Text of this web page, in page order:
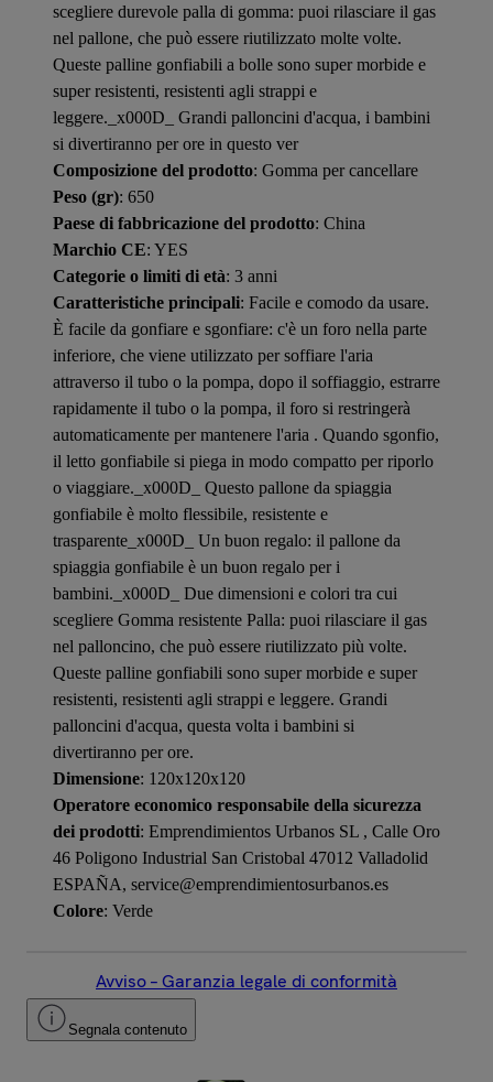
scegliere durevole palla di gomma: puoi rilasciare il gas
nel pallone, che può essere riutilizzato molte volte.
Queste palline gonfiabili a bolle sono super morbide e
super resistenti, resistenti agli strappi e
leggere._x000D_ Grandi palloncini d'acqua, i bambini
si divertiranno per ore in questo ver
Composizione del prodotto: Gomma per cancellare
Peso (gr): 650
Paese di fabbricazione del prodotto: China
Marchio CE: YES
Categorie o limiti di età: 3 anni
Caratteristiche principali: Facile e comodo da usare.
È facile da gonfiare e sgonfiare: c'è un foro nella parte
inferiore, che viene utilizzato per soffiare l'aria
attraverso il tubo o la pompa, dopo il soffiaggio, estrarre
rapidamente il tubo o la pompa, il foro si restringerà
automaticamente per mantenere l'aria . Quando sgonfio,
il letto gonfiabile si piega in modo compatto per riporlo
o viaggiare._x000D_ Questo pallone da spiaggia
gonfiabile è molto flessibile, resistente e
trasparente_x000D_ Un buon regalo: il pallone da
spiaggia gonfiabile è un buon regalo per i
bambini._x000D_ Due dimensioni e colori tra cui
scegliere Gomma resistente Palla: puoi rilasciare il gas
nel palloncino, che può essere riutilizzato più volte.
Queste palline gonfiabili sono super morbide e super
resistenti, resistenti agli strappi e leggere. Grandi
palloncini d'acqua, questa volta i bambini si
divertiranno per ore.
Dimensione: 120x120x120
Operatore economico responsabile della sicurezza
dei prodotti: Emprendimientos Urbanos SL , Calle Oro
46 Poligono Industrial San Cristobal 47012 Valladolid
ESPAÑA, service@emprendimientosurbanos.es
Colore: Verde
Avviso – Garanzia legale di conformità
Segnala contenuto